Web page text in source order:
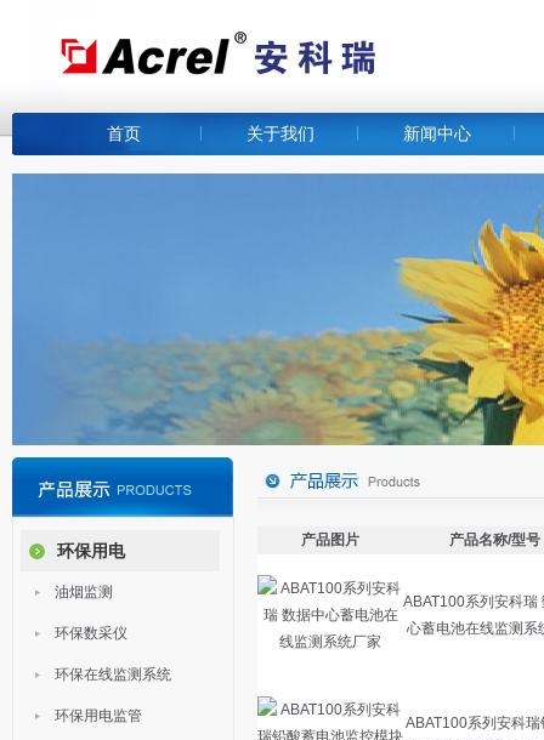
首页 关于我们 新闻中心
环保用电
油烟监测
环保数采仪
环保在线监测系统
环保用电监管
产品图片 产品名称/型号
ABAT100系列安科瑞
心蓄电池在线监测系
ABAT100系列安科瑞